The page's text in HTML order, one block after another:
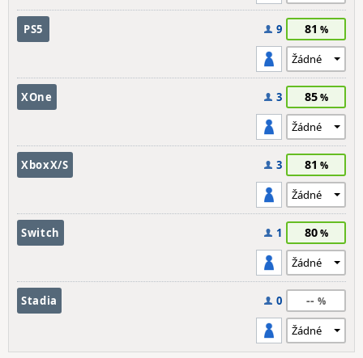
PS5 9 81
XOne 3 85
XboxX/S 3 81
Switch 1 80
Stadia 0 --